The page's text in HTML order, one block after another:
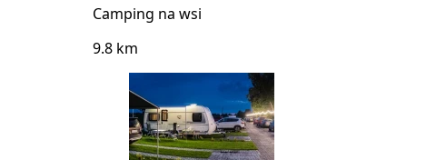
Camping na wsi
9.8 km